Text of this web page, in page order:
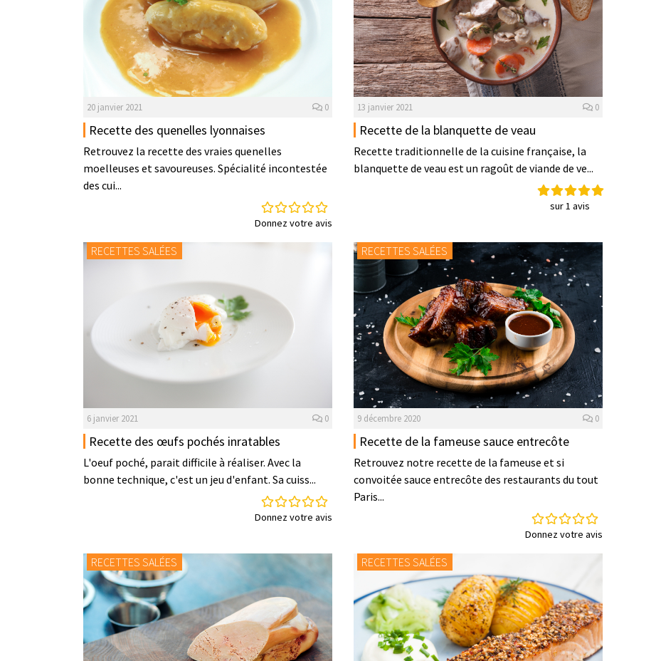
20 janvier 2021 0
Recette des quenelles lyonnaises
Retrouvez la recette des vraies quenelles
moelleuses et savoureuses. Spécialité incontestée
des cui...
Donnez votre avis
13 janvier 2021 0
Recette de la blanquette de veau
Recette traditionnelle de la cuisine française, la
blanquette de veau est un ragoût de viande de ve...
sur 1 avis
RECETTES SALÉES
6 janvier 2021 0
Recette des œufs pochés inratables
L'oeuf poché, parait difficile à réaliser. Avec la
bonne technique, c'est un jeu d'enfant. Sa cuiss...
Donnez votre avis
RECETTES SALÉES
9 décembre 2020 0
Recette de la fameuse sauce entrecôte
Retrouvez notre recette de la fameuse et si
convoitée sauce entrecôte des restaurants du tout
Paris...
Donnez votre avis
RECETTES SALÉES RECETTES SALÉES